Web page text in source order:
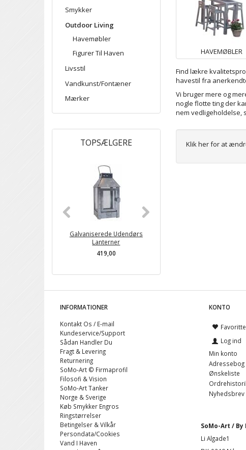
Smykker
Outdoor Living
Havemøbler
Figurer Til Haven
Livsstil
Vandkunst/Fontæner
Mærker
TOPSÆLGERE
Galvaniserede Udendørs
Lanterner
419,00
HAVEMØBLER
Find lækre
havestil fra
Vi bruger mere og
nogle flotte ting der
nem vedligeholdelse,
Klik her for at
INFORMATIONER
Kontakt Os / E-mail
Kundeservice/Support
Sådan Handler Du
Fragt & Levering
Returnering
SoMo-Art © Firmaprofil
Filosofi & Vision
SoMo-Art Tanker
Norge & Sverige
Køb Smykker Engros
Ringstørrelser
Betingelser & Vilkår
Persondata/Cookies
Vand I Haven
KONTO
Log ind
Min konto
Adressebog
Ønskeliste
Nyhedsbrev
SoMo-Art / By
Li Algade1